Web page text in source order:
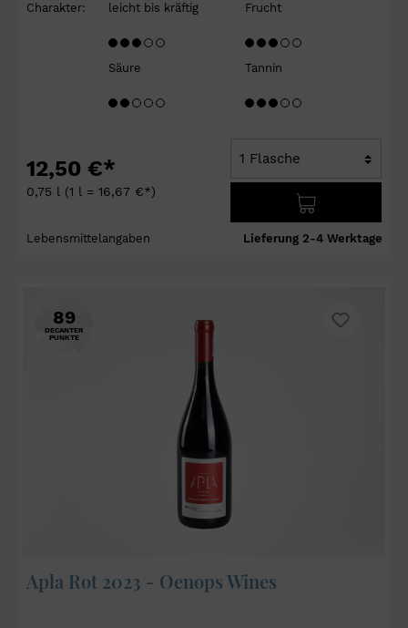
Charakter: leicht bis kräftig Frucht
Säure Tannin
12,50 €*
0,75 l (1 l = 16,67 €*)
Lebensmittelangaben Lieferung 2-4 Werktage
89
DECANTER
PUNKTE
Apla Rot 2023 - Oenops Wines